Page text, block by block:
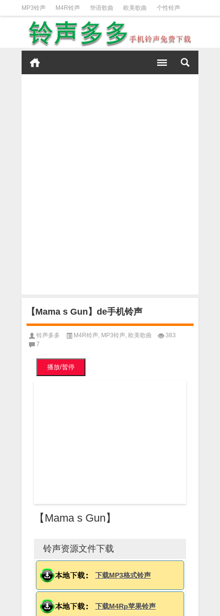
MP3铃声 M4R铃声 华语歌曲 欧美歌曲 个性铃声
日韩歌曲 动漫铃声 DJ铃声 短信铃声
iPhone铃声设置方法
【Mama s Gun】de手机铃声
铃声多多 M4R铃声 MP3铃声 欧美歌曲
383
7
播放/暂停
【Mama s Gun】
铃声资源文件下载
下载MP3格式铃声
下载M4Rp苹果铃声